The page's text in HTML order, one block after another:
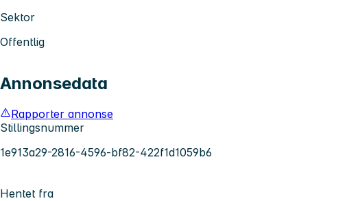
Sektor
Offentlig
Annonsedata
Rapporter annonse
Stillingsnummer
1e913a29-2816-4596-bf82-422f1d1059b6
Hentet fra